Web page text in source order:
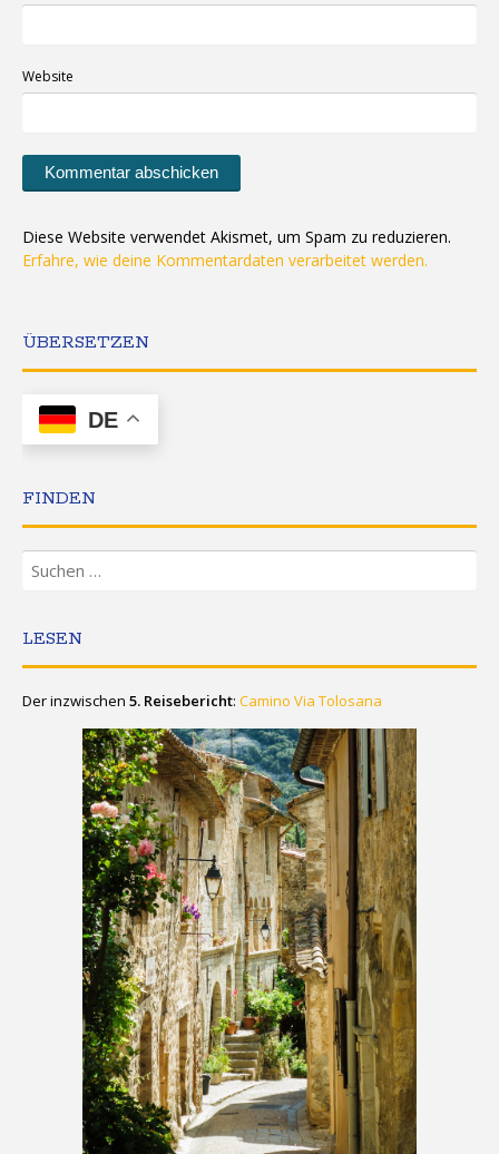
Website
Diese Website verwendet Akismet, um Spam zu reduzieren.
Erfahre, wie deine Kommentardaten verarbeitet werden.
ÜBERSETZEN
DE
FINDEN
Suchen
nach:
LESEN
Der inzwischen 5. Reisebericht: Camino Via Tolosana